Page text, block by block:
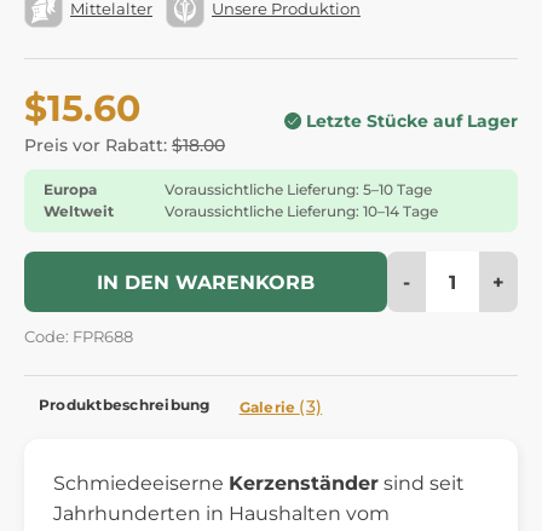
Mittelalter Unsere Produktion
$15.60
Preis vor Rabatt: $18.00
Letzte Stücke auf Lager
Europa
Voraussichtliche Lieferung: 5–10 Tage
Weltweit
Voraussichtliche Lieferung: 10–14 Tage
IN DEN WARENKORB - +
Code: FPR688
Produktbeschreibung Galerie (3)
Schmiedeeiserne Kerzenständer sind seit
Jahrhunderten in Haushalten vom